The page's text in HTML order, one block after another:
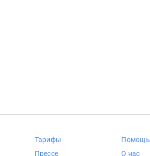
Тарифы
Прессе
Помощь
О нас